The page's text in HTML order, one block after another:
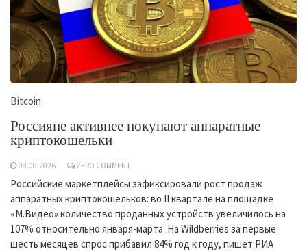
Bitcoin
Россияне активнее покупают аппаратные
криптокошельки
08.08.2026 ZERO COMMENT
Российские маркетплейсы зафиксировали рост продаж
аппаратных криптокошельков: во II квартале на площадке
«М.Видео» количество проданных устройств увеличилось на
107% относительно января-марта. На Wildberries за первые
шесть месяцев спрос прибавил 84% год к году, пишет РИА